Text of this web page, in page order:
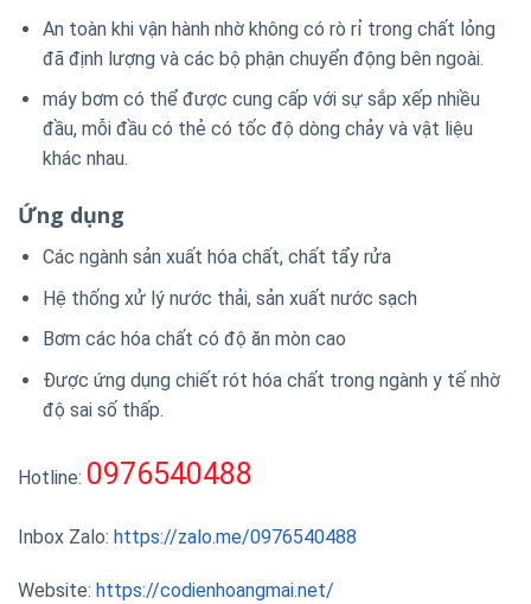
An toàn khi vận hành nhờ không có rò rỉ trong chất lỏng
đã định lượng và các bộ phận chuyển động bên ngoài.
máy bơm có thể được cung cấp với sự sắp xếp nhiều
đầu, mỗi đầu có thẻ có tốc độ dòng chảy và vật liệu
khác nhau.
Ứng dụng
Các ngành sản xuất hóa chất, chất tẩy rửa
Hệ thống xử lý nước thải, sản xuất nước sạch
Bơm các hóa chất có độ ăn mòn cao
Được ứng dụng chiết rót hóa chất trong ngành y tế nhờ
độ sai số thấp.
Hotline: 0976540488
Inbox Zalo: https://zalo.me/0976540488
Website: https://codienhoangmai.net/